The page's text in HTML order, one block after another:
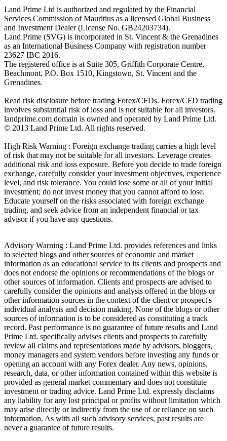
Land Prime Ltd is authorized and regulated by the Financial
Services Commission of Mauritius as a licensed Global Business
and Investment Dealer (License No. GB24203734).
Land Prime (SVG) is incorporated in St. Vincent & the Grenadines
as an International Business Company with registration number
23627 IBC 2016.
The registered office is at Suite 305, Griffith Corporate Centre,
Beachmont, P.O. Box 1510, Kingstown, St. Vincent and the
Grenadines.
Read risk disclosure before trading Forex/CFDs. Forex/CFD trading
involves substantial risk of loss and is not suitable for all investors.
landprime.com domain is owned and operated by Land Prime Ltd.
© 2013 Land Prime Ltd. All rights reserved.
High Risk Warning : Foreign exchange trading carries a high level
of risk that may not be suitable for all investors. Leverage creates
additional risk and loss exposure. Before you decide to trade foreign
exchange, carefully consider your investment objectives, experience
level, and risk tolerance. You could lose some or all of your initial
investment; do not invest money that you cannot afford to lose.
Educate yourself on the risks associated with foreign exchange
trading, and seek advice from an independent financial or tax
advisor if you have any questions.
Advisory Warning : Land Prime Ltd. provides references and links
to selected blogs and other sources of economic and market
information as an educational service to its clients and prospects and
does not endorse the opinions or recommendations of the blogs or
other sources of information. Clients and prospects are advised to
carefully consider the opinions and analysis offered in the blogs or
other information sources in the context of the client or prospect's
individual analysis and decision making. None of the blogs or other
sources of information is to be considered as constituting a track
record. Past performance is no guarantee of future results and Land
Prime Ltd. specifically advises clients and prospects to carefully
review all claims and representations made by advisors, bloggers,
money managers and system vendors before investing any funds or
opening an account with any Forex dealer. Any news, opinions,
research, data, or other information contained within this website is
provided as general market commentary and does not constitute
investment or trading advice. Land Prime Ltd. expressly disclaims
any liability for any lost principal or profits without limitation which
may arise directly or indirectly from the use of or reliance on such
information. As with all such advisory services, past results are
never a guarantee of future results.